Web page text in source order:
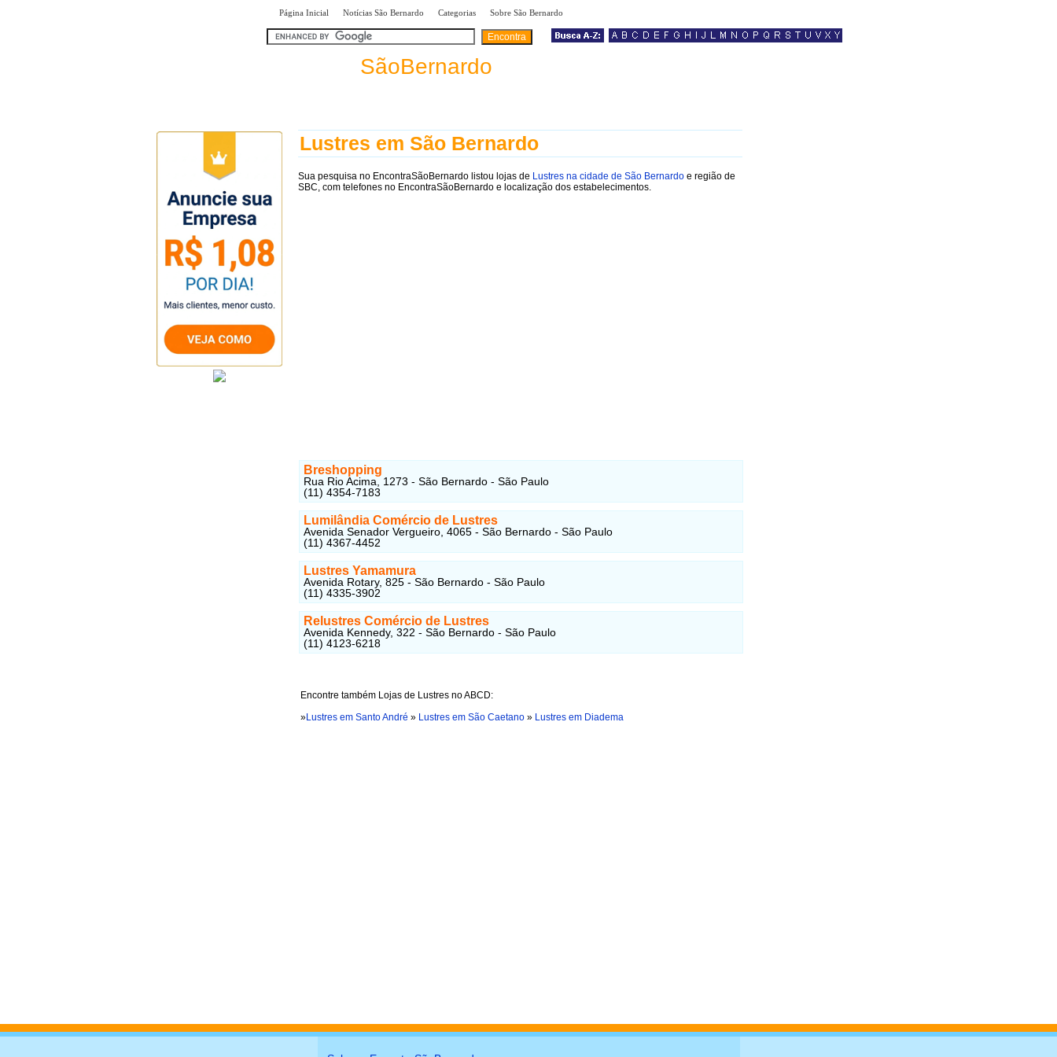
Página Inicial Notícias São Bernardo Categorias Sobre São Bernardo
SãoBernardo
Lustres em São Bernardo
Sua pesquisa no EncontraSãoBernardo listou lojas de Lustres na cidade de São Bernardo e região de
SBC, com telefones no EncontraSãoBernardo e localização dos estabelecimentos.
Breshopping
Rua Rio Acima, 1273 - São Bernardo - São Paulo
(11) 4354-7183
Lumilândia Comércio de Lustres
Avenida Senador Vergueiro, 4065 - São Bernardo - São Paulo
(11) 4367-4452
Lustres Yamamura
Avenida Rotary, 825 - São Bernardo - São Paulo
(11) 4335-3902
Relustres Comércio de Lustres
Avenida Kennedy, 322 - São Bernardo - São Paulo
(11) 4123-6218
Encontre também Lojas de Lustres no ABCD:
»Lustres em Santo André » Lustres em São Caetano » Lustres em Diadema